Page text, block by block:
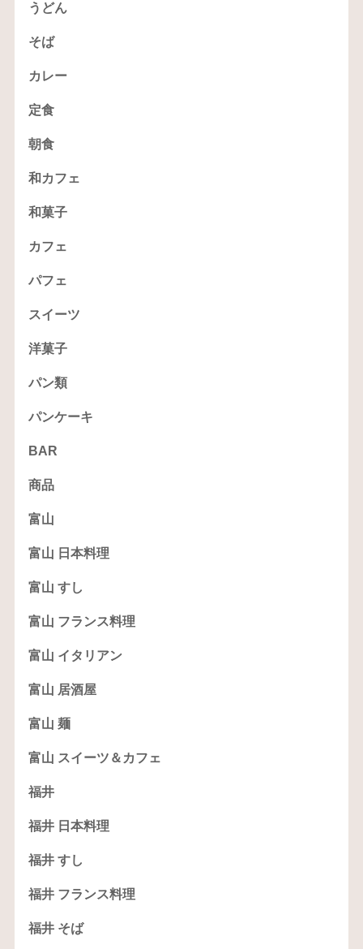
うどん
そば
カレー
定食
朝食
和カフェ
和菓子
カフェ
パフェ
スイーツ
洋菓子
パン類
パンケーキ
BAR
商品
富山
富山 日本料理
富山 すし
富山 フランス料理
富山 イタリアン
富山 居酒屋
富山 麺
富山 スイーツ＆カフェ
福井
福井 日本料理
福井 すし
福井 フランス料理
福井 そば